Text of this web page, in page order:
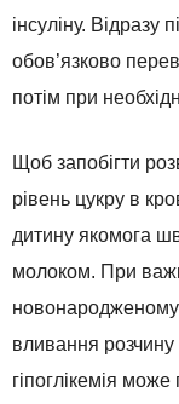
інсуліну. Відразу
обов’язково
потім при
Щоб запобігти
рівень цукру в
дитину якомога
молоком. При
вливання розчину
гіпоглікемія